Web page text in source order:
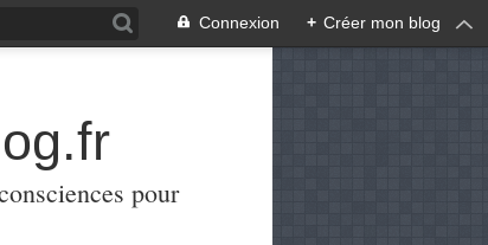
Connexion + Créer mon blog
pour